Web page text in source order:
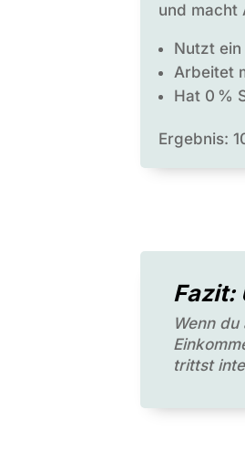
und macht
Nutzt
Arbeitet
Hat 0 %
Ergebnis:
Fazit:
Wenn
trittst